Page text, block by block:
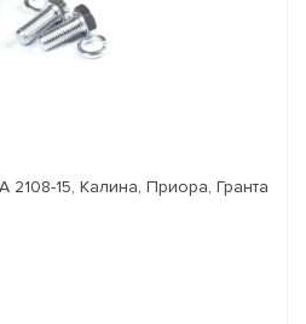
15, Калина, Приора, Гранта